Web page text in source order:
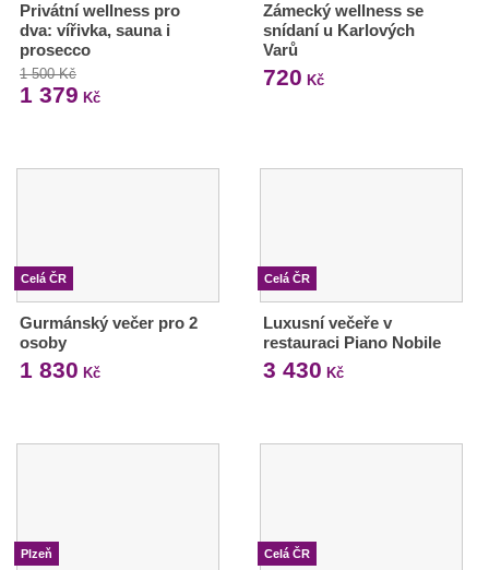
Privátní wellness pro
dva: vířivka, sauna i
prosecco
1 500 Kč
1 379 Kč
Zámecký wellness se
snídaní u Karlových
Varů
720 Kč
Celá ČR
Gurmánský večer pro 2
osoby
1 830 Kč
Celá ČR
Luxusní večeře v
restauraci Piano Nobile
3 430 Kč
Plzeň Celá ČR